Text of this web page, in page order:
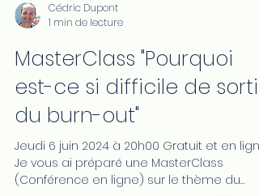
1 min de lecture
MasterClass "Pourquoi
est-ce si difficile de sortir
du burn-out"